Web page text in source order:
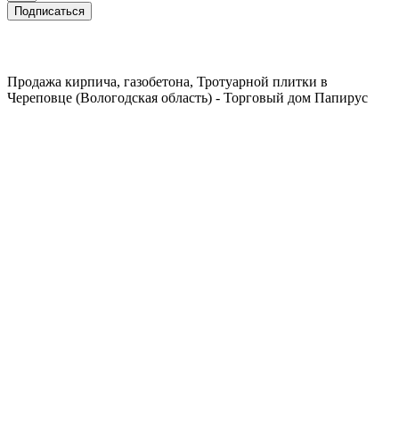
Подписаться
Продажа кирпича, газобетона, Тротуарной плитки в
Череповце (Вологодская область) - Торговый дом Папирус